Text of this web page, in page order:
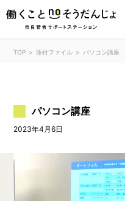
TOP 添付ファイル パソコン講座
パソコン講座
2023年4月6日